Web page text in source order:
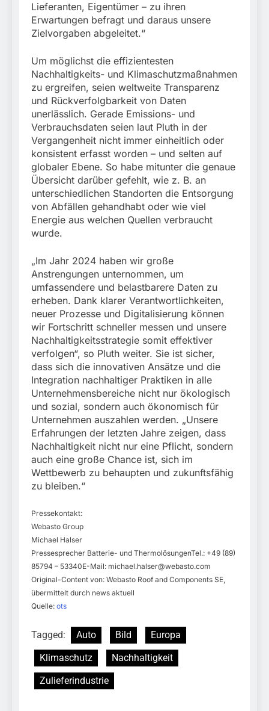
Lieferanten, Eigentümer – zu ihren
Erwartungen befragt und daraus unsere
Zielvorgaben abgeleitet.“
Um möglichst die effizientesten
Nachhaltigkeits- und Klimaschutzmaßnahmen
zu ergreifen, seien weltweite Transparenz
und Rückverfolgbarkeit von Daten
unerlässlich. Gerade Emissions- und
Verbrauchsdaten seien laut Pluth in der
Vergangenheit nicht immer einheitlich oder
konsistent erfasst worden – und selten auf
globaler Ebene. So habe mitunter die genaue
Übersicht darüber gefehlt, wie z. B. an
unterschiedlichen Standorten die Entsorgung
von Abfällen gehandhabt oder wie viel
Energie aus welchen Quellen verbraucht
wurde.
„Im Jahr 2024 haben wir große
Anstrengungen unternommen, um
umfassendere und belastbarere Daten zu
erheben. Dank klarer Verantwortlichkeiten,
neuer Prozesse und Digitalisierung können
wir Fortschritt schneller messen und unsere
Nachhaltigkeitsstrategie somit effektiver
verfolgen“, so Pluth weiter. Sie ist sicher,
dass sich die innovativen Ansätze und die
Integration nachhaltiger Praktiken in alle
Unternehmensbereiche nicht nur ökologisch
und sozial, sondern auch ökonomisch für
Unternehmen auszahlen werden. „Unsere
Erfahrungen der letzten Jahre zeigen, dass
Nachhaltigkeit nicht nur eine Pflicht, sondern
auch eine große Chance ist, sich im
Wettbewerb zu behaupten und zukunftsfähig
zu bleiben.“
Pressekontakt:
Webasto Group
Michael Halser
Pressesprecher Batterie- und ThermolösungenTel.: +49 (89)
85794 – 53340E-Mail: michael.halser@webasto.com
Original-Content von: Webasto Roof and Components SE,
übermittelt durch news aktuell
Quelle: ots
Tagged: Auto Bild
Europa
Klimaschutz
Nachhaltigkeit
Zulieferindustrie